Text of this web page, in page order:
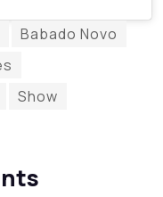
Babado Novo
Show